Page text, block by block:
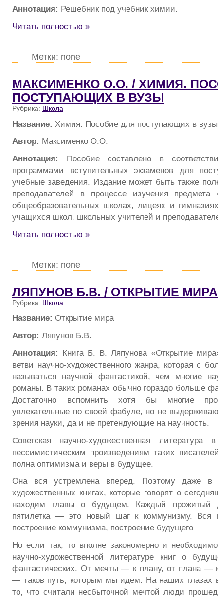
Аннотация: Решебник под учебник химии.
Читать полностью »
Метки: none
МАКСИМЕНКО О.О. / ХИМИЯ.
ПОСТУПАЮЩИХ В ВУЗЫ
Рубрика: Школа
Название: Химия. Пособие для поступающих в вузы
Автор: Максименко О.О.
Аннотация: Пособие составлено в
программами вступительных экзаменов для
учебные заведения. Издание может быть также
преподавателей в процессе изучения
общеобразовательных школах, лицеях и
учащихся школ, школьных учителей и
Читать полностью »
Метки: none
ЛЯПУНОВ Б.В. / ОТКРЫТИЕ МИРА
Рубрика: Школа
Название: Открытие мира
Автор: Ляпунов Б.В.
Аннотация: Книга Б. В. Ляпунова «Открытие
ветви научно-художественного жанра, которая с
называться научной фантастикой, чем многие
романы. В таких романах обычно гораздо больше
Достаточно вспомнить хотя бы многие
увлекательные по своей фабуле, но не
зрения науки, да и не претендующие на научность.
Советская научно-художественная литература
пессимистическим произведениям таких
полна оптимизма и веры в будущее.
Она вся устремлена вперед. Поэтому даже в
художественных книгах, которые говорят о
находим главы о будущем. Каждый прожитый
пятилетка — это новый шаг к коммунизму.
построение коммунизма, построение будущего
Но если так, то вполне закономерно и
научно-художественной литературе книг о
фантастических. От мечты — к плану, от плана —
— таков путь, которым мы идем. На наших глазах
то, что считали несбыточной мечтой люди